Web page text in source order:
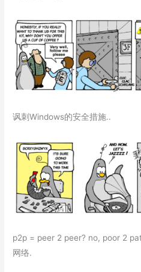
讽刺Windows的安全措施..
p2p = peer 2 peer? no, poor 2
网络.